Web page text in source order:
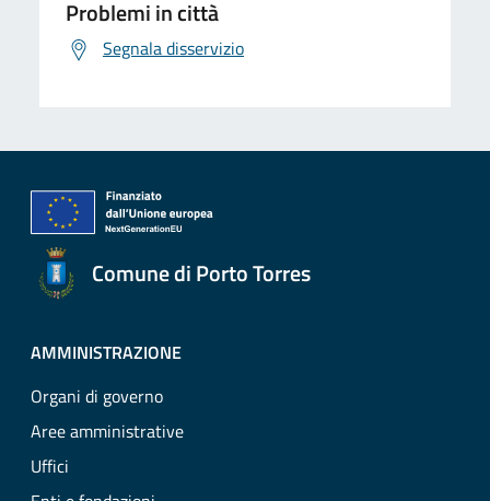
Problemi in città
Segnala disservizio
Comune di Porto Torres
AMMINISTRAZIONE
Organi di governo
Aree amministrative
Uffici